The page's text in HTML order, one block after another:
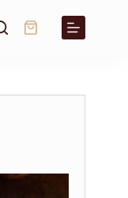
Shopping